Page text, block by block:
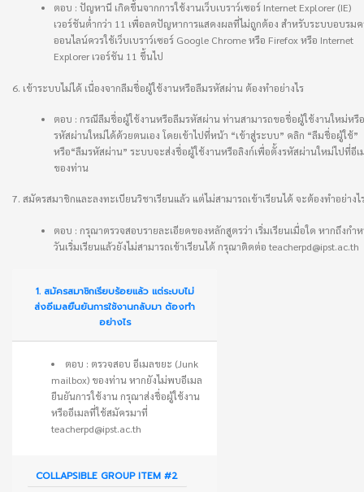
ตอบ : ปัญหานี เกิดขึ้นจากการใช้งานเว็บเบราว์เซอร์ Internet Explorer (IE)
เวอร์ชันต่ำกว่า 11 เพื่อลดปัญหาการแสดงผลที่ไม่ถูกต้อง สำหรับระบบอบรม
ออนไลน์ควรใช้เว็บเบราว์เซอร์ Google Chrome หรือ Firefox หรือ Internet
Explorer เวอร์ชัน 11 ขึ้นไป
6. เข้าระบบไม่ได้ เนื่องจากลืมชื่อผู้ใช้งานหรือลืมรหัสผ่าน ต้องทำอย่างไร
ตอบ : กรณีลืมชื่อผู้ใช้งานหรือลืมรหัสผ่าน ท่านสามารถขอชื่อผู้ใช้งานใหม่หรื
รหัสผ่านใหม่ได้ด้วยตนเอง โดยเข้าไปที่หน้า “เข้าสู่ระบบ” คลิก “ลืมชื่อผู้ใช้”
หรือ“ลืมรหัสผ่าน” ระบบจะส่งชื่อผู้ใช้งานหรือลิงก์เพื่อตั้งรหัสผ่านใหม่ไปที่อีเ
ของท่าน
7. สมัครสมาชิกและลงทะเบียนวิชาเรียนแล้ว แต่ไม่สามารถเข้าเรียนได้ จะต้องทำอย่างไ
ตอบ : กรุณาตรวจสอบรายละเอียดของหลักสูตรว่า เริ่มเรียนเมื่อใด หากถึงกำ
วันเริ่มเรียนแล้วยังไม่สามารถเข้าเรียนได้ กรุณาติดต่อ teacherpd@ipst.ac.th
1. สมัครสมาชิกเรียบร้อยแล้ว แต่ระบบไม่
ส่งอีเมลยืนยันการใช้งานกลับมา ต้องทำ
อย่างไร
ตอบ : ตรวจสอบ อีเมลขยะ (Junk
mailbox) ของท่าน หากยังไม่พบอีเมล
ยืนยันการใช้งาน กรุณาส่งชื่อผู้ใช้งาน
หรืออีเมลที่ใช้สมัครมาที่
teacherpd@ipst.ac.th
COLLAPSIBLE GROUP ITEM #2